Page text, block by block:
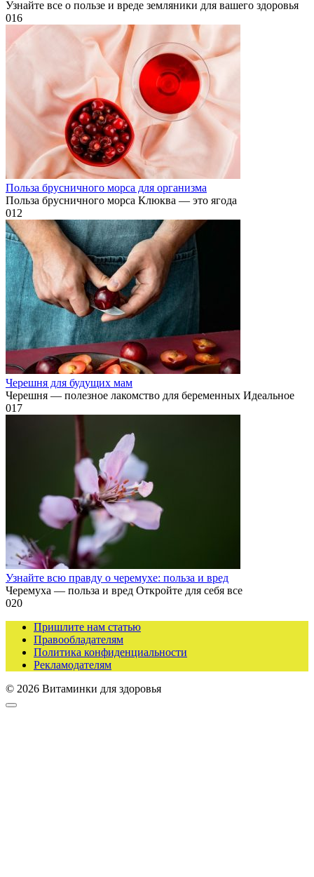
Узнайте все о пользе и вреде земляники для вашего здоровья
016
Польза брусничного морса для организма
Польза брусничного морса Клюква — это ягода
012
Черешня для будущих мам
Черешня — полезное лакомство для беременных Идеальное
017
Узнайте всю правду о черемухе: польза и вред
Черемуха — польза и вред Откройте для себя все
020
Пришлите нам статью
Правообладателям
Политика конфиденциальности
Рекламодателям
© 2026 Витаминки для здоровья